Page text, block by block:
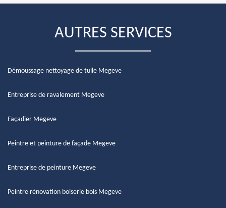
AUTRES SERVICES
Démoussage nettoyage de tuile Megeve
Entreprise de ravalement Megeve
Façadier Megeve
Peintre et peinture de façade Megeve
Entreprise de peinture Megeve
Peintre rénovation boiserie bois Megeve